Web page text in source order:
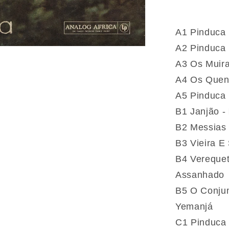
Míticos
Da
1974-
1986
(Vinyle)
A1 Pinduca
A2 Pinduca
A3 Os
A4 Os
A5 Pinduca
B1 Janjão -
B2
B3 Vieira E
B4
Assanhado
B5 O
Yemanjá
C1